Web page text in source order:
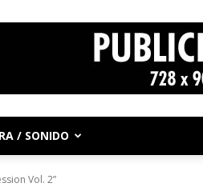
/ SONIDO
Vol. 2”